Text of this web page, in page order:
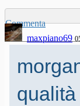
Commenta
maxpiano69